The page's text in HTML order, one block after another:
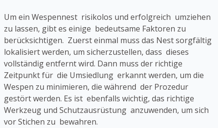
Um ein Wespennest risikolos und erfolgreich umziehen
zu lassen, gibt es einige bedeutsame Faktoren zu
berücksichtigen. Zuerst einmal muss das Nest sorgfältig
lokalisiert werden, um sicherzustellen, dass dieses
vollständig entfernt wird. Dann muss der richtige
Zeitpunkt für die Umsiedlung erkannt werden, um die
Wespen zu minimieren, die während der Prozedur
gestört werden. Es ist ebenfalls wichtig, das richtige
Werkzeug und Schutzausrüstung anzuwenden, um sich
vor Stichen zu bewahren.